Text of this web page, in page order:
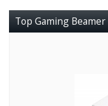
Top Gaming Beamer